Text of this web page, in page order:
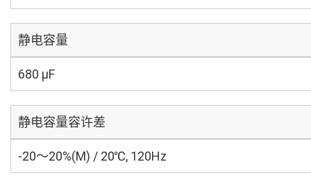
静电容量
680 µF
静电容量容许差
-20～20%(M) / 20℃, 120Hz